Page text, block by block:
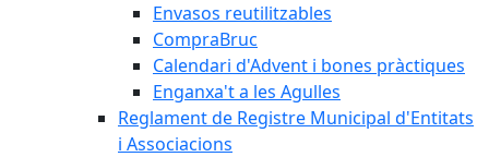
Envasos reutilitzables
CompraBruc
Calendari d'Advent i bones pràctiques
Enganxa't a les Agulles
Reglament de Registre Municipal d'Entitats
i Associacions